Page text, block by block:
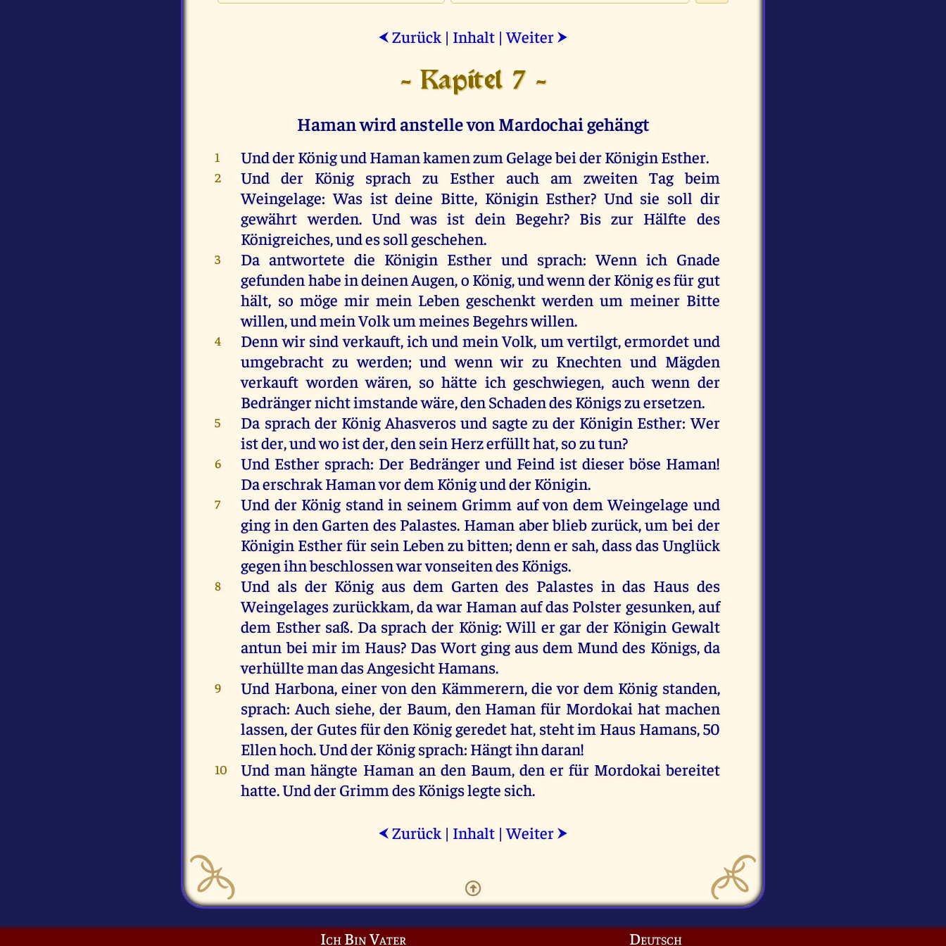
⮜ Zurück | Inhalt |Weiter ⮞
- Kapitel 7 -
Haman wird anstelle von Mardochai gehängt
1 UndderKönigund Hamankamenzum Gelagebei derKönigin Esther.
2 Und der König sprach zu Esther auch am zweiten Tag beim
Weingelage:Was ist deine Bitte, Königin Esther? Und sie soll dir
gewährtwerden. Und was ist dein Begehr? Bis zur Hälfte des
Königreiches,undessoll geschehen.
3 Da antwortete die Königin Esther und sprach:Wenn ich Gnade
gefunden habeindeinen Augen,o König,undwenn derKönigesfürgut
hält, so möge mir mein Leben geschenktwerden um meiner Bitte
willen,undmeinVolkum meinesBegehrswillen.
4 Denn wir sind verkauft,ich und mein Volk, um vertilgt, ermordet und
umgebracht zu werden;und wenn wir zu Knechten und Mägden
verkauft worden wären, so hätte ich geschwiegen, auch wenn der
Bedrängernichtimstandewäre,den SchadendesKönigszu ersetzen.
5 Da sprach der König Ahasveros und sagte zu der Königin Esther:Wer
istder,undwoistder,den sein Herzerfüllthat,sozu tun?
6 Und Esther sprach: Der Bedrängerund Feind ist dieser böse Haman!
DaerschrakHamanvordem KönigundderKönigin.
7 Und der König stand in seinem Grimm auf von dem Weingelage und
ging in den Garten desPalastes. Haman aberblieb zurück,um bei der
Königin Estherfür sein Leben zu bitten; denn er sah, dassdasUnglück
gegenihnbeschlossenwarvonseitendesKönigs.
8 Und als der König aus dem Garten des Palastes in das Haus des
Weingelages zurückkam,da war Haman aufdas Polster gesunken,auf
dem Esther saß. Da sprach der König:Will er gar der Königin Gewalt
antun bei mir im Haus? Das Wort ging aus dem Mund des Königs, da
verhülltemandasAngesichtHamans.
9 Und Harbona, einer von den Kämmerern, die vor dem König standen,
sprach: Auch siehe, der Baum, den Haman für Mordokai hat machen
lassen,der Gutesfürden Königgeredethat, stehtim Haus Hamans, 50
Ellenhoch.UndderKönigsprach: Hängtihndaran!
10 Und man hängte Haman an den Baum, den er fürMordokaibereitet
hatte.UndderGrimm desKönigslegte sich.
⮜ Zurück | Inhalt |Weiter ⮞
Ich Bin Vater Deutsch